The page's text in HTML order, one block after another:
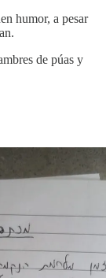
humor, a pesar
de púas y